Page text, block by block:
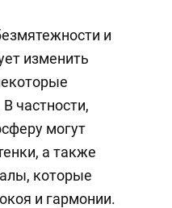
и
изменить
частности,
могут
а также
которые
и гармонии.